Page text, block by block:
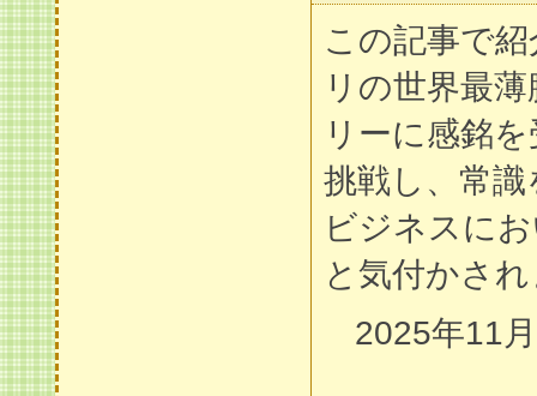
この記事で
リの世界最
リーに感銘
挑戦し、常
ビジネスに
と気付かさ
2025年11